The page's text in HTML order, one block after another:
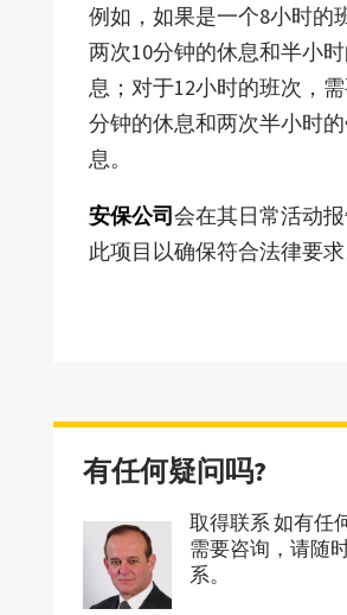
例如，如果是一个8小时的
两次10分钟的休息和半小
息；对于12小时的班次，
分钟的休息和两次半小时
息。
安保公司会在其日常活动
此项目以确保符合法律要求
有任何疑问吗?
取得联系 如有任
需要咨询，请随
系。